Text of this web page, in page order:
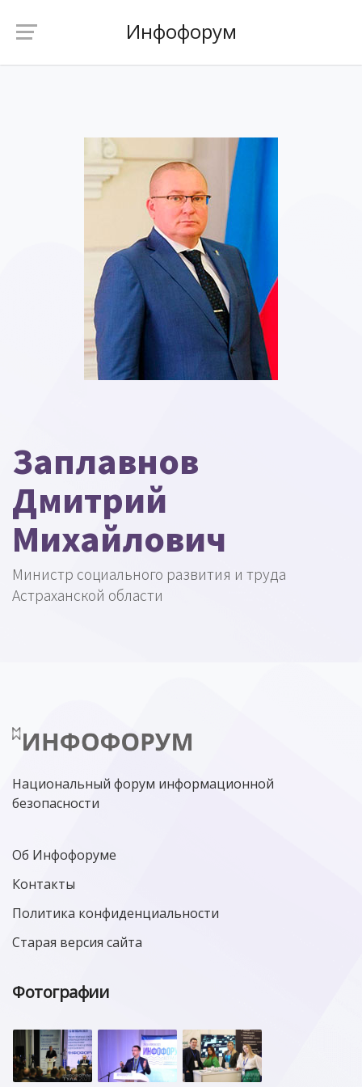
Инфофорум
Заплавнов
Дмитрий
Михайлович
Министр социального развития и труда
Астраханской области
Национальный форум информационной
безопасности
Об Инфофоруме
Контакты
Политика конфиденциальности
Старая версия сайта
Фотографии